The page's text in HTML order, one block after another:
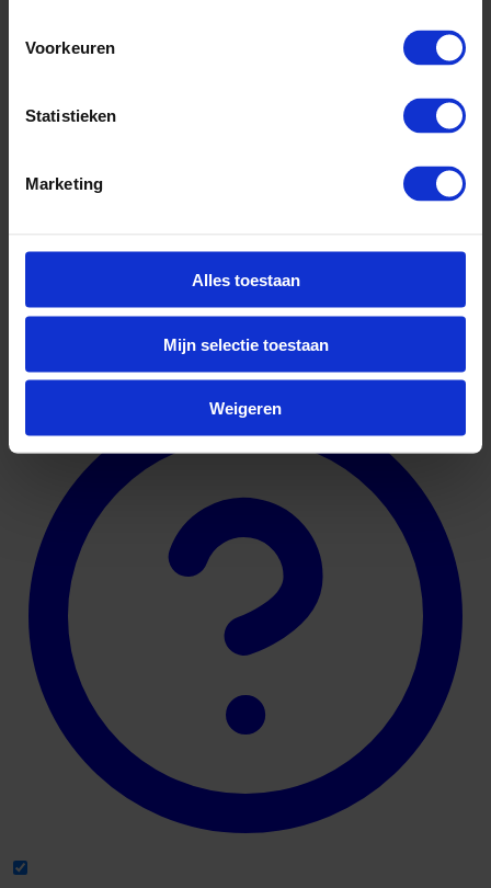
Voorkeuren
Statistieken
Marketing
Alles toestaan
Mijn selectie toestaan
Weigeren
Geuniformeerd